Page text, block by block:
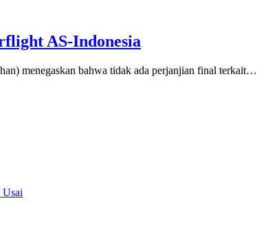
AS-Indonesia
menegaskan bahwa tidak ada perjanjian final terkait…